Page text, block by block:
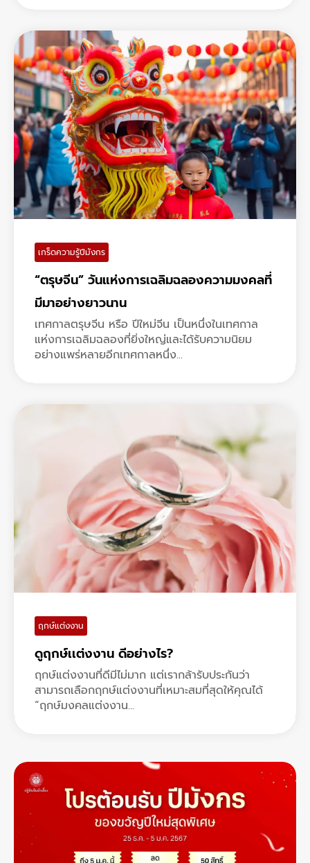
เกร็ดความรู้ปีมังกร
“ตรุษจีน” วันแห่งการเฉลิมฉลองความมงคลที่
มีมาอย่างยาวนาน
เทศกาลตรุษจีน หรือ ปีใหม่จีน เป็นหนึ่งในเทศกาล
แห่งการเฉลิมฉลองที่ยิ่งใหญ่และได้รับความนิยม
อย่างแพร่หลายอีกเทศกาลหนึ่ง...
ฤกษ์แต่งงาน
ดูฤกษ์เเต่งงาน ดีอย่างไร?
ฤกษ์แต่งงานที่ดีมีไม่มาก แต่เรากล้ารับประกันว่า
สามารถเลือกฤกษ์แต่งงานที่เหมาะสมที่สุดให้คุณได้
“ฤกษ์มงคลแต่งงาน...